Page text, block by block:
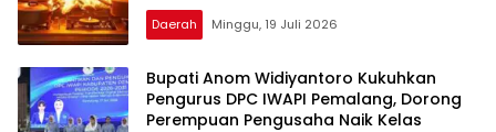
Daerah Minggu, 19 Juli 2026
Bupati Anom Widiyantoro Kukuhkan
Pengurus DPC IWAPI Pemalang, Dorong
Perempuan Pengusaha Naik Kelas